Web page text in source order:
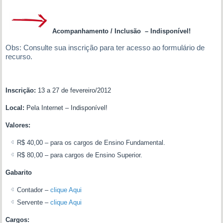
Acompanhamento / Inclusão – Indisponível!
Obs: Consulte sua inscrição para ter acesso ao formulário de
recurso.
Inscrição: 13 a 27 de fevereiro/2012
Local: Pela Internet – Indisponível!
Valores:
R$ 40,00 – para os cargos de Ensino Fundamental.
R$ 80,00 – para cargos de Ensino Superior.
Gabarito
Contador –clique Aqui
Servente –clique Aqui
Cargos: